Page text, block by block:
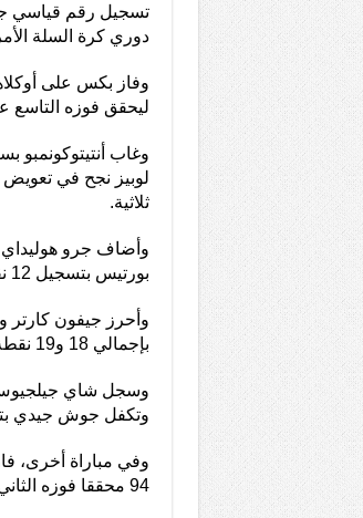
تسجيل رقم قياسي
دوري كرة السلة
ليحقق فوزه التاسع
وغاب أنتيتوكونمبو
ثلاثية.
بورتيس بتسجيل 12 نقطة و21 متابعة.
بإجمالي 18 و19 نقطة على الترتيب لفريقه ميلواكي بكس.
وتكفل جوش جيدي بتسجيل 15 نقطة
94 محققا فوزه الثاني على التوالي.